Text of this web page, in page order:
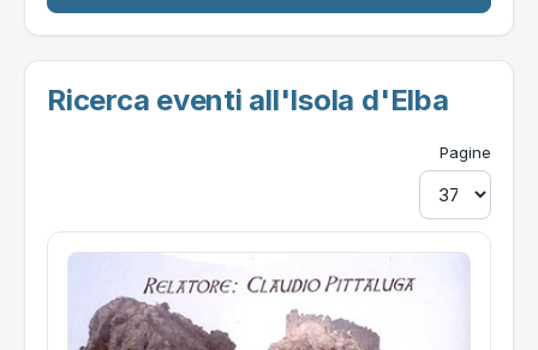
Ricerca eventi all'Isola d'Elba
Pagine